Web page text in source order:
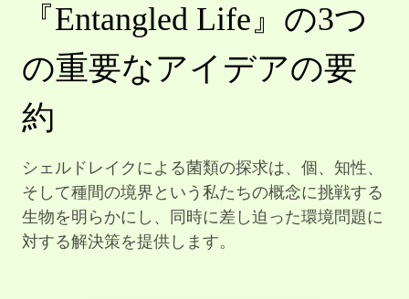
『Entangled Life』の3つ
の重要なアイデアの要
約
シェルドレイクによる菌類の探求は、個、知性、
そして種間の境界という私たちの概念に挑戦する
生物を明らかにし、同時に差し迫った環境問題に
対する解決策を提供します。